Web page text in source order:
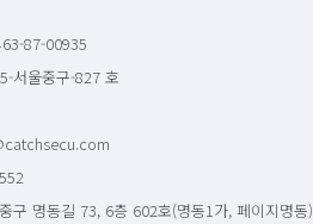
87-00935
서울중구-827 호
구 명동길 73, 6층 602호(명동1가, 페이지명동)